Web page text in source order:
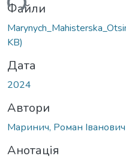
Файли
KB)
Дата
2024
Автори
Маринич, Роман Іванович
Анотація